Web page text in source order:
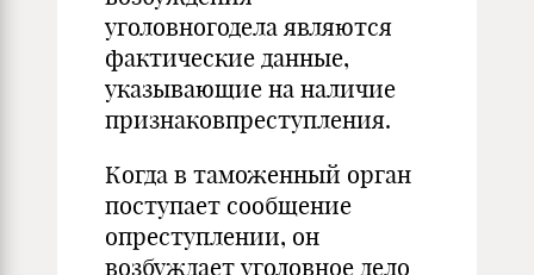
уголовногодела являются
фактические данные,
указываю­щие на наличие
признаковпреступления.
Когда в таможенный орган
поступает сообщение
опреступлении, он
возбуждает уголовное дело